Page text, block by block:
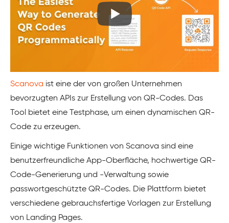
Scanova ist eine der von großen Unternehmen
bevorzugten APIs zur Erstellung von QR-Codes. Das
Tool bietet eine Testphase, um einen dynamischen QR-
Code zu erzeugen.
Einige wichtige Funktionen von Scanova sind eine
benutzerfreundliche App-Oberfläche, hochwertige QR-
Code-Generierung und -Verwaltung sowie
passwortgeschützte QR-Codes. Die Plattform bietet
verschiedene gebrauchsfertige Vorlagen zur Erstellung
von Landing Pages.